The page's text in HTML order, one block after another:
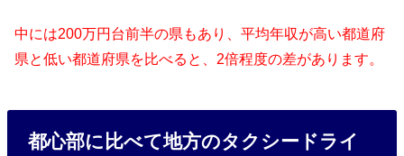
中には200万円台前半の県もあり、平均年収が高い都道府
県と低い都道府県を比べると、2倍程度の差があります。
都心部に比べて地方のタクシードライ